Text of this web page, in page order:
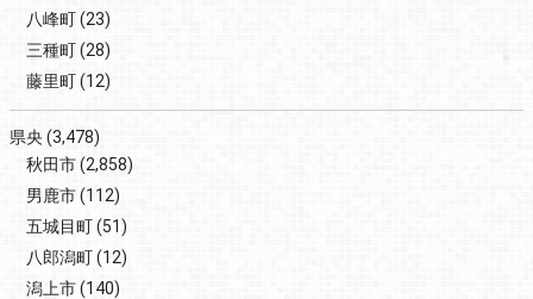
八峰町(23)
三種町(28)
藤里町(12)
県央 (3,478)
秋田市(2,858)
男鹿市(112)
五城目町(51)
八郎潟町(12)
潟上市(140)